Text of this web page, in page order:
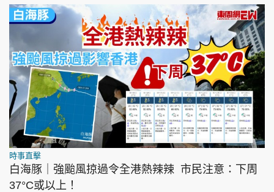
時事直擊
白海豚｜強颱風掠過令全港熱辣辣 市民注意：下周
37°C或以上！